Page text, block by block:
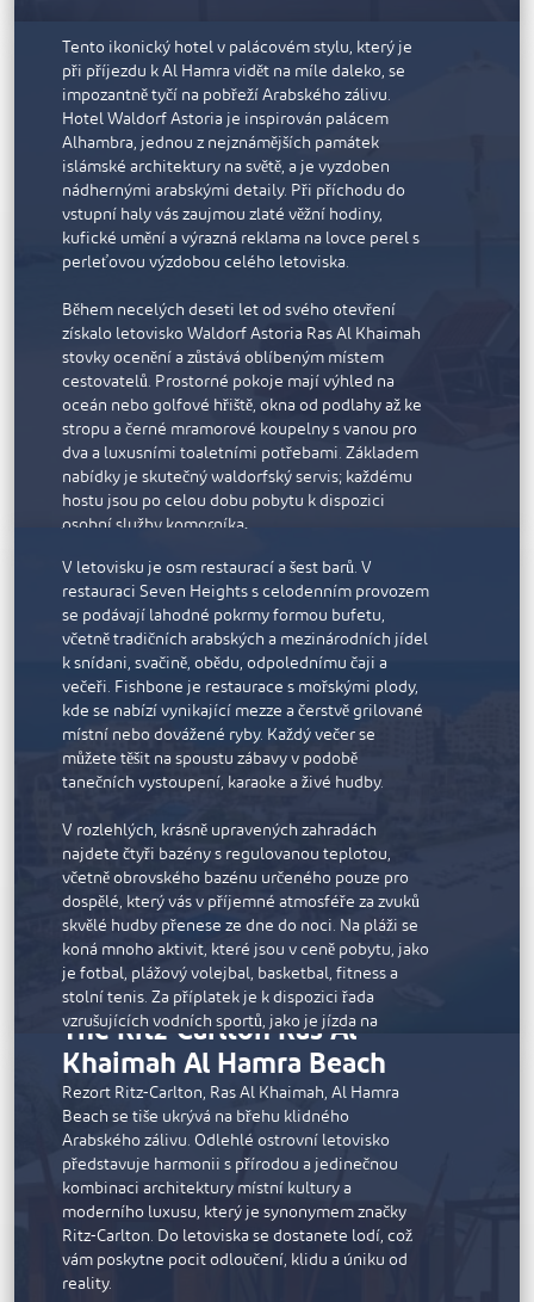
Tento ikonický hotel v palácovém stylu, který je
při příjezdu k Al Hamra vidět na míle daleko, se
impozantně tyčí na pobřeží Arabského zálivu.
Hotel Waldorf Astoria je inspirován palácem
Alhambra, jednou z nejznámějších památek
islámské architektury na světě, a je vyzdoben
nádhernými arabskými detaily. Při příchodu do
vstupní haly vás zaujmou zlaté věžní hodiny,
kufické umění a výrazná reklama na lovce perel s
perleťovou výzdobou celého letoviska.
Během necelých deseti let od svého otevření
získalo letovisko Waldorf Astoria Ras Al Khaimah
stovky ocenění a zůstává oblíbeným místem
cestovatelů. Prostorné pokoje mají výhled na
oceán nebo golfové hřiště, okna od podlahy až ke
stropu a černé mramorové koupelny s vanou pro
dva a luxusními toaletními potřebami. Základem
nabídky je skutečný waldorfský servis; každému
hostu jsou po celou dobu pobytu k dispozici
osobní služby komorníka.
Vyberte si z 10 restaurací a salonků, které nabízejí
prvotřídní mezinárodní kuchyni: Barevné arabské
pokrmy v restauraci Marjan, steaky z masa, které
prošlo suchým zráním, v restauraci Lexington Grill
inspirované New Yorkem, delikátní japonská jídla
v sofistikované restauraci UMI nebo lehké saláty v
restauraci Azure na pláži.
K vybavení resortu patří nepřetržitě otevřené
fitness centrum, dva osvětlené tenisové kurty a
vodní sporty od wakeboardingu po potápění.
bylinné koupele, floatační lůžka a blahodárné
procedury.
Rixos Bab Al Bahr
Rixos Bab Al Bahr je all-inclusive resort se 650
pokoji a apartmány, z nichž každý má balkon a
nádherný výhled na tyrkysové vody Arabského
moře. Každý z pokojů je poctou místnímu
prostředí, interiéry jsou laděny do světle pískové,
teplé bronzové a jemné šedé barvy s akcenty v
odstínech smaragdově zelené. Některá prostorná
apartmá chytře využívají prvky připomínající
mashrabiyu, starobylou ozdobnou islámskou
zástěnu, která poskytuje naprosté soukromí. V
prostorných mramorem obložených koupelnách
jsou velké dešťové sprchy.
V letovisku je osm restaurací a šest barů. V
restauraci Seven Heights s celodenním provozem
se podávají lahodné pokrmy formou bufetu,
včetně tradičních arabských a mezinárodních jídel
k snídani, svačině, obědu, odpolednímu čaji a
večeři. Fishbone je restaurace s mořskými plody,
kde se nabízí vynikající mezze a čerstvě grilované
místní nebo dovážené ryby. Každý večer se
můžete těšit na spoustu zábavy v podobě
tanečních vystoupení, karaoke a živé hudby.
V rozlehlých, krásně upravených zahradách
najdete čtyři bazény s regulovanou teplotou,
včetně obrovského bazénu určeného pouze pro
dospělé, který vás v příjemné atmosféře za zvuků
skvělé hudby přenese ze dne do noci. Na pláži se
koná mnoho aktivit, které jsou v ceně pobytu, jako
je fotbal, plážový volejbal, basketbal, fitness a
stolní tenis. Za příplatek je k dispozici řada
vzrušujících vodních sportů, jako je jízda na
kajaku, zábavná jízda na banánu a parasailing. Pro
děti je připraven dětský klub s dostatkem aktivit,
které je zabaví od svítání do soumraku. Děti mají k
dispozici vlastní bazén, tobogány a venkovní
hřiště.
Klidné lázně Avitane mají různé zóny, kde si
můžete dopřát péči o své tělo a duši a relaxovat v
parní lázni a sauně. Lázně Avitane jsou oddělené
pro muže a pro žen a podporují tak cudnost; každá
část se může pochlubit odděleným soukromým
The Ritz-Carlton Ras Al
Khaimah Al Hamra Beach
Rezort Ritz-Carlton, Ras Al Khaimah, Al Hamra
Beach se tiše ukrývá na břehu klidného
Arabského zálivu. Odlehlé ostrovní letovisko
představuje harmonii s přírodou a jedinečnou
kombinaci architektury místní kultury a
moderního luxusu, který je synonymem značky
Ritz-Carlton. Do letoviska se dostanete lodí, což
vám poskytne pocit odloučení, klidu a úniku od
reality.